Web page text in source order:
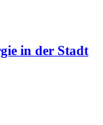
in der Stadt